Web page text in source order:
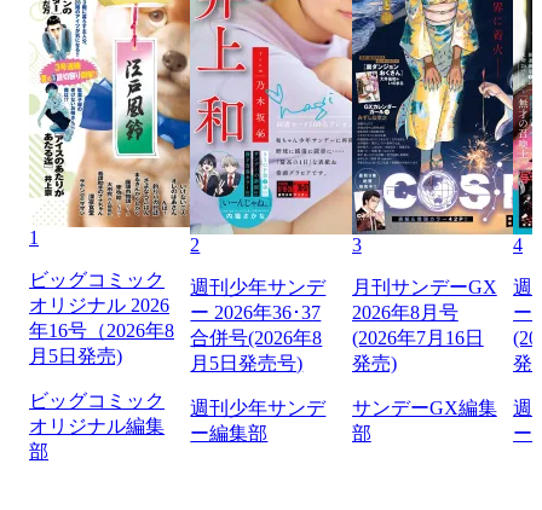
1
ビッグコミック
オリジナル 2026
年16号（2026年8
月5日発売)
ビッグコミック
オリジナル編集
部
2
週刊少年サンデ
ー 2026年36･37
合併号(2026年8
月5日発売号)
週刊少年サンデ
ー編集部
3
月刊サンデーGX
2026年8月号
(2026年7月16日
発売)
サンデーGX編集
部
4
週
ー
発
週
ー